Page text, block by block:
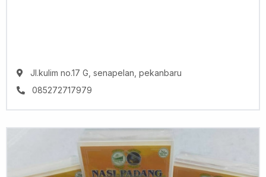
Jl.kulim no.17 G, senapelan, pekanbaru
085272717979